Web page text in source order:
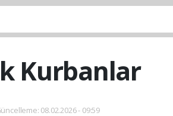
Kurbanlar
08.02.2026 - 09:59